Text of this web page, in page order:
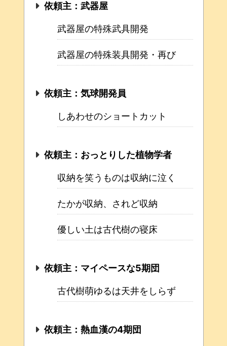
依頼主：武器屋
武器屋の特殊武具開発
武器屋の特殊装具開発・再び
依頼主：気球開発員
しあわせのショートカット
依頼主：おっとりした植物学者
収納を笑うものは収納に泣く
たかが収納、されど収納
優しい土は古代樹の寝床
依頼主：マイペースな5期団
古代樹萌ゆるは天井をしらず
依頼主：熱血漢の4期団